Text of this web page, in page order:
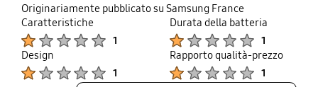
Originariamente pubblicato su Samsung France
Caratteristiche
1
Durata della batteria
1
Design
1
Rapporto qualità-prezzo
1